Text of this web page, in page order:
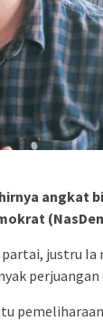
justru Ia